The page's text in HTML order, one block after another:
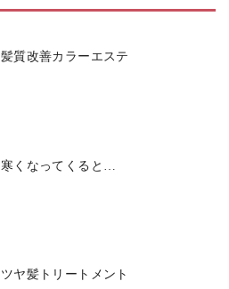
髪質改善カラーエステ
寒くなってくると…
ツヤ髪トリートメント